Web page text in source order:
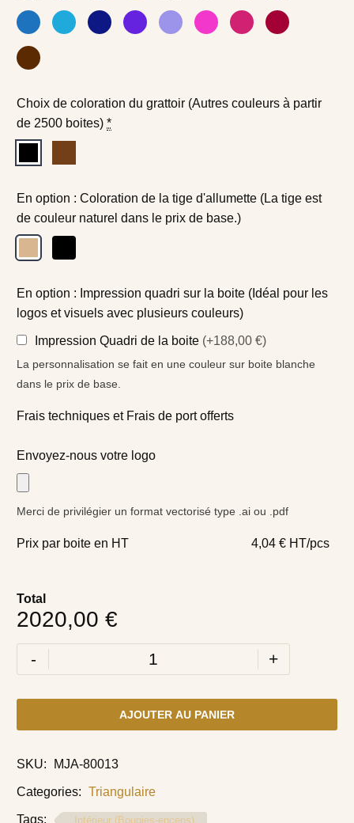
Choix de coloration du grattoir (Autres couleurs à partir
de 2500 boites) *
En option : Coloration de la tige d'allumette (La tige est
de couleur naturel dans le prix de base.)
En option : Impression quadri sur la boite (Idéal pour les
logos et visuels avec plusieurs couleurs)
Impression Quadri de la boite (+188,00 €)
La personnalisation se fait en une couleur sur boite blanche
dans le prix de base.
Frais techniques et Frais de port offerts
Envoyez-nous votre logo
Merci de privilégier un format vectorisé type .ai ou .pdf
Prix par boite en HT 4,04 € HT/pcs
Total
2020,00 €
- +
AJOUTER AU PANIER
SKU: MJA-80013
Categories: Triangulaire
Tags: Intérieur (Bougies-encens)